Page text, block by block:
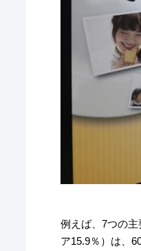
例えば、7つの
ア15.9％）は、